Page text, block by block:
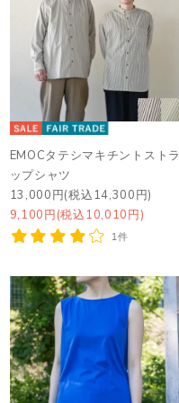
EMOCタテシマキチントストラ
ップシャツ
13,000円(税込14,300円)
9,100円(税込10,010円)
1件